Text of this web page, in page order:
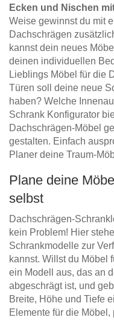
Ecken und Nischen
Weise gewinnst du mit
Dachschrägen
kannst dein neues
deinen individuellen
Lieblings Möbel für die
Türen soll deine neue
haben? Welche
Schrank Konfigurator
Dachschrägen-Möbel
gestalten. Einfach
Planer deine Traum-
Plane deine
selbst
Dachschrägen-
kein Problem! Hier
Schrankmodelle zur
kannst. Willst du Möbel
ein Modell aus, das an
abgeschrägt ist, und
Breite, Höhe und Tiefe
Elemente für die